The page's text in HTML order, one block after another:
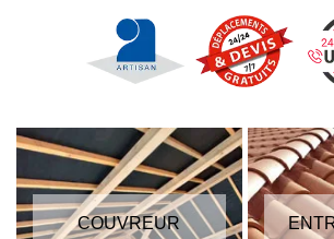
COUVREUR